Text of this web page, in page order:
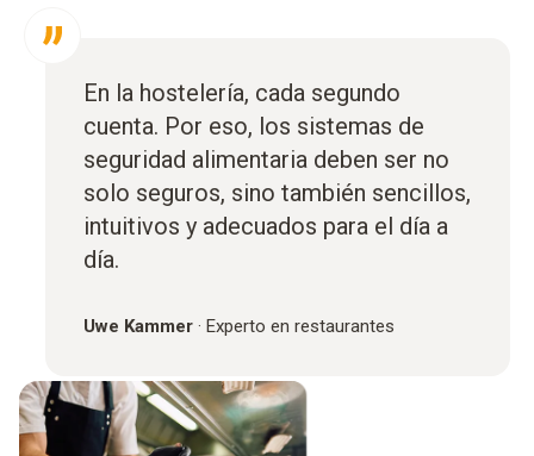
En la hostelería, cada segundo
cuenta. Por eso, los sistemas de
seguridad alimentaria deben ser no
solo seguros, sino también sencillos,
intuitivos y adecuados para el día a
día.
Uwe Kammer · Experto en restaurantes